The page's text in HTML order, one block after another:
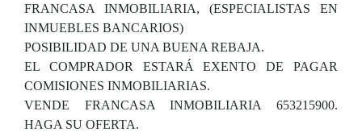
FRANCASA INMOBILIARIA, (ESPECIALISTAS EN
INMUEBLES BANCARIOS)
POSIBILIDAD DE UNA BUENA REBAJA.
EL COMPRADOR ESTARÁ EXENTO DE PAGAR
COMISIONES INMOBILIARIAS.
VENDE FRANCASA INMOBILIARIA 653215900.
HAGA SU OFERTA.